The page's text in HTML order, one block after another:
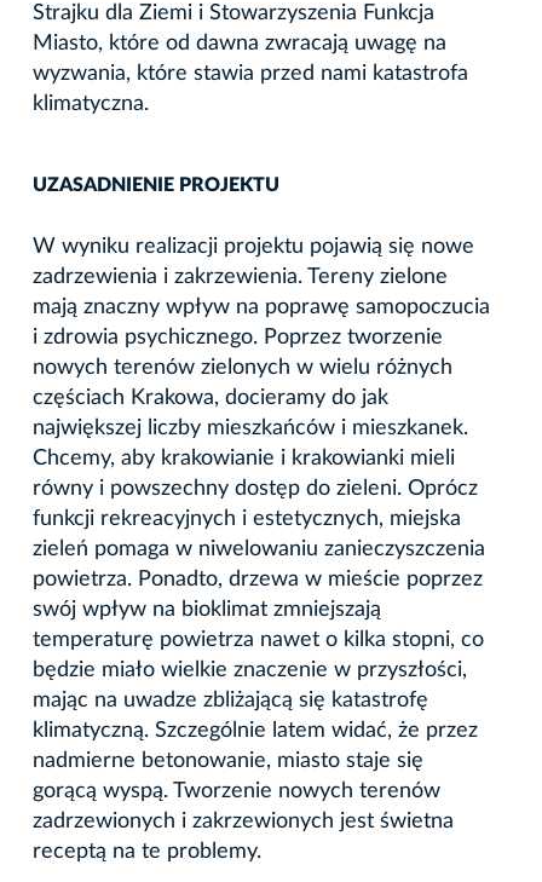
Strajku dla Ziemi i Stowarzyszenia Funkcja
Miasto, które od dawna zwracają uwagę na
wyzwania, które stawia przed nami katastrofa
klimatyczna.
UZASADNIENIE PROJEKTU
W wyniku realizacji projektu pojawią się nowe
zadrzewienia i zakrzewienia. Tereny zielone
mają znaczny wpływ na poprawę samopoczucia
i zdrowia psychicznego. Poprzez tworzenie
nowych terenów zielonych w wielu różnych
częściach Krakowa, docieramy do jak
największej liczby mieszkańców i mieszkanek.
Chcemy, aby krakowianie i krakowianki mieli
równy i powszechny dostęp do zieleni. Oprócz
funkcji rekreacyjnych i estetycznych, miejska
zieleń pomaga w niwelowaniu zanieczyszczenia
powietrza. Ponadto, drzewa w mieście poprzez
swój wpływ na bioklimat zmniejszają
temperaturę powietrza nawet o kilka stopni, co
będzie miało wielkie znaczenie w przyszłości,
mając na uwadze zbliżającą się katastrofę
klimatyczną. Szczególnie latem widać, że przez
nadmierne betonowanie, miasto staje się
gorącą wyspą. Tworzenie nowych terenów
zadrzewionych i zakrzewionych jest świetna
receptą na te problemy.